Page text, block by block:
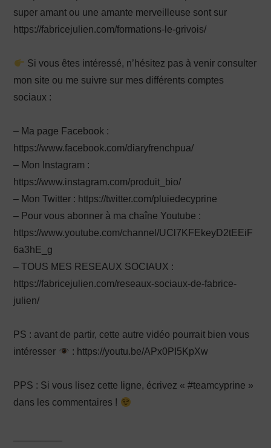
super amant ou une amante merveilleuse sont sur
https://fabricejulien.com/formations-le-grivois/
Si vous êtes intéressé, n’hésitez pas à venir consulter
mon site ou me suivre sur mes différents comptes
sociaux :
– Ma page Facebook :
https://www.facebook.com/diaryfrenchpua/
– Mon Instagram :
https://www.instagram.com/produit_bio/
– Mon Twitter : https://twitter.com/pluiedecyprine
– Pour vous abonner à ma chaîne Youtube :
https://www.youtube.com/channel/UCl7KFEkeyD2tEEiF
6a3hE_g
– TOUS MES RESEAUX SOCIAUX :
https://fabricejulien.com/reseaux-sociaux-de-fabrice-
julien/
PS : avant de partir, cette autre vidéo pourrait bien vous
intéresser
: https://youtu.be/APx0PI5KpXw
PPS : Si vous lisez cette ligne, écrivez « #teamcyprine »
dans les commentaires !